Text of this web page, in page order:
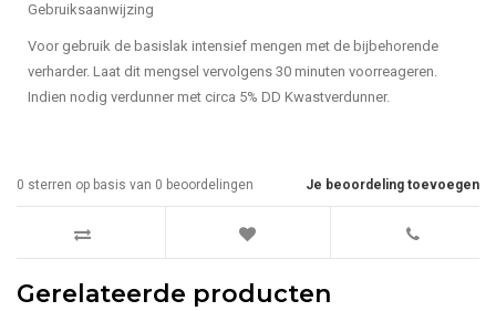
Gebruiksaanwijzing
Voor gebruik de basislak intensief mengen met de bijbehorende
verharder. Laat dit mengsel vervolgens 30 minuten voorreageren.
Indien nodig verdunner met circa 5% DD Kwastverdunner.
Je beoordeling toevoegen
0 sterren op basis van 0 beoordelingen
Gerelateerde producten